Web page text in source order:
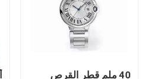
40 ملم قطر القرص